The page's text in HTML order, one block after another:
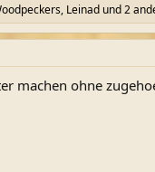
, Leinadund 2
machen ohne